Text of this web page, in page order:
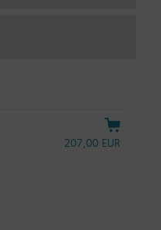
207,00 EUR